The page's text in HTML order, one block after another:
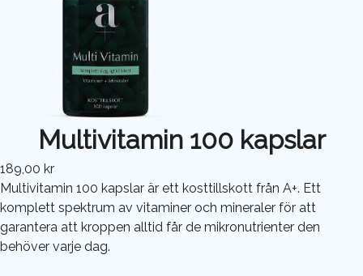
Multivitamin 100 kapslar
189,00 kr
Multivitamin 100 kapslar är ett kosttillskott från A+. Ett
komplett spektrum av vitaminer och mineraler för att
garantera att kroppen alltid får de mikronutrienter den
behöver varje dag.